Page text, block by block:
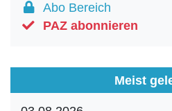
Abo Bereich
PAZ abonnieren
Meist